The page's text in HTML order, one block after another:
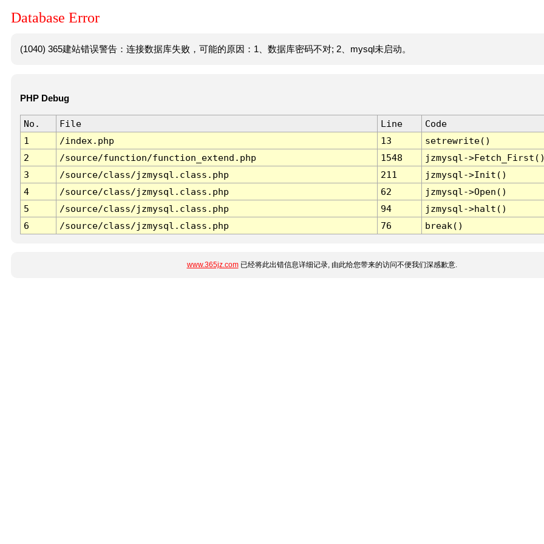
Database Error
(1040) 365建站错误警告：连接数据库失败，可能的原因：1、数据库密码不对; 2、mysql未启动。
PHP Debug
No. File Line
Code
1
/index.php 13
setrewrite()
2
/source/function/function_extend.php 1548
jzmysql-
3
/source/class/jzmysql.class.php 211
jzmysql->Init()
4
/source/class/jzmysql.class.php 62
jzmysql->Open()
5
/source/class/jzmysql.class.php 94
jzmysql->halt()
6
/source/class/jzmysql.class.php 76 break()
www.365jz.com已经将此出错信息详细记录, 由此给您带来的访问不便我们深感歉意.